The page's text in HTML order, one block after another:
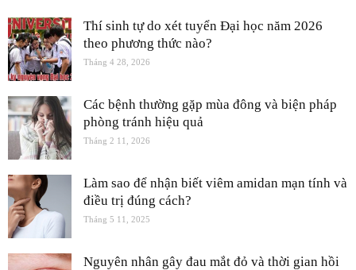
Thí sinh tự do xét tuyển Đại học năm 2026
theo phương thức nào?
Tháng 4 28, 2026
Các bệnh thường gặp mùa đông và biện pháp
phòng tránh hiệu quả
Tháng 2 11, 2026
Làm sao để nhận biết viêm amidan mạn tính và
điều trị đúng cách?
Tháng 5 11, 2025
Nguyên nhân gây đau mắt đỏ và thời gian hồi